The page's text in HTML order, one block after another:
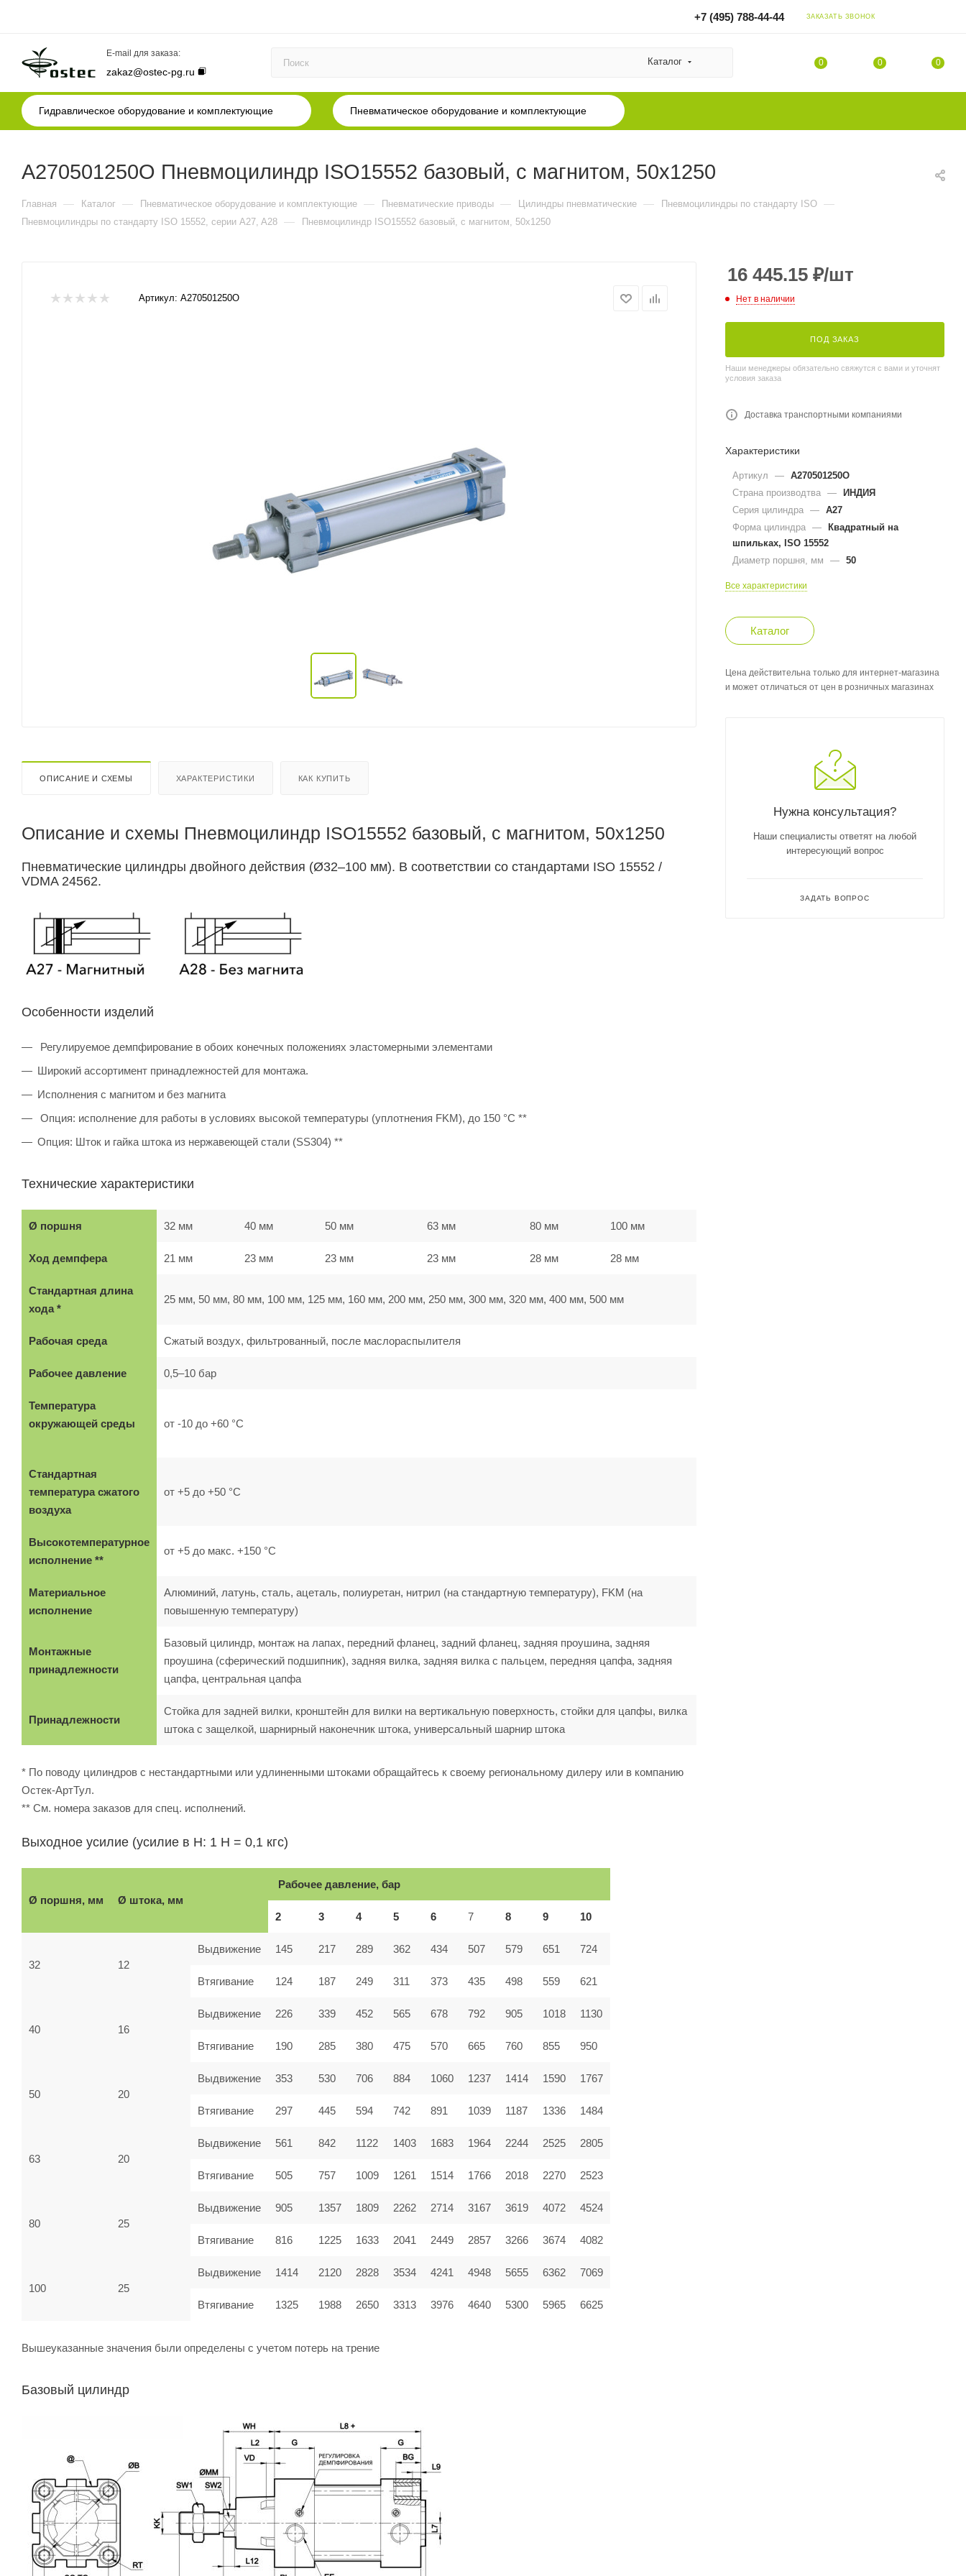
+7 (495) 788-44-44 ЗАКАЗАТЬ ЗВОНОК
E-mail для заказа:
zakaz@ostec-pg.ru
Каталог 0 0 0
Гидравлическое оборудование и комплектующие Пневматическое оборудование и комплектующие
A270501250O Пневмоцилиндр ISO15552 базовый, с магнитом, 50x1250
Главная — Каталог — Пневматическое оборудование и комплектующие — Пневматические приводы — Цилиндры пневматические — Пневмоцилиндры по стандарту ISO —
Пневмоцилиндры по стандарту ISO 15552, серии A27, A28 — Пневмоцилиндр ISO15552 базовый, с магнитом, 50x1250
Артикул: A270501250O
ОПИСАНИЕ И СХЕМЫ ХАРАКТЕРИСТИКИ КАК КУПИТЬ
Описание и схемы Пневмоцилиндр ISO15552 базовый, с магнитом, 50x1250
Пневматические цилиндры двойного действия (Ø32–100 мм). В соответствии со стандартами ISO 15552 /
VDMA 24562.
Особенности изделий
Регулируемое демпфирование в обоих конечных положениях эластомерными элементами
Широкий ассортимент принадлежностей для монтажа.
Исполнения с магнитом и без магнита
Опция: исполнение для работы в условиях высокой температуры (уплотнения FKM), до 150 °C **
Опция: Шток и гайка штока из нержавеющей стали (SS304) **
Технические характеристики
Ø поршня 32 мм 40 мм 50 мм 63 мм 80 мм 100 мм
Ход демпфера 21 мм 23 мм 23 мм 23 мм 28 мм 28 мм
Стандартная длина
хода *
25 мм, 50 мм, 80 мм, 100 мм, 125 мм, 160 мм, 200 мм, 250 мм, 300 мм, 320 мм, 400 мм, 500 мм
Рабочая среда Сжатый воздух, фильтрованный, после маслораспылителя
Рабочее давление 0,5–10 бар
Температура
окружающей среды
от -10 до +60 °C
Стандартная
температура сжатого
воздуха
от +5 до +50 °C
Высокотемпературное
исполнение **
от +5 до макс. +150 °C
Материальное
исполнение
Алюминий, латунь, сталь, ацеталь, полиуретан, нитрил (на стандартную температуру), FKM (на
повышенную температуру)
Монтажные
принадлежности
Базовый цилиндр, монтаж на лапах, передний фланец, задний фланец, задняя проушина, задняя
проушина (сферический подшипник), задняя вилка, задняя вилка с пальцем, передняя цапфа, задняя
цапфа, центральная цапфа
Принадлежности
Стойка для задней вилки, кронштейн для вилки на вертикальную поверхность, стойки для цапфы, вилка
штока с защелкой, шарнирный наконечник штока, универсальный шарнир штока
* По поводу цилиндров с нестандартными или удлиненными штоками обращайтесь к своему региональному дилеру или в компанию
Остек-АртТул.
** См. номера заказов для спец. исполнений.
Выходное усилие (усилие в Н: 1 Н = 0,1 кгс)
Ø поршня, мм Ø штока, мм
Рабочее давление, бар
2 3 4 5 6 7 8 9 10
32 12
Выдвижение 145 217 289 362 434 507 579 651 724
Втягивание 124 187 249 311 373 435 498 559 621
40 16
Выдвижение 226 339 452 565 678 792 905 1018 1130
Втягивание 190 285 380 475 570 665 760 855 950
50 20
Выдвижение 353 530 706 884 1060 1237 1414 1590 1767
Втягивание 297 445 594 742 891 1039 1187 1336 1484
63 20
Выдвижение 561 842 1122 1403 1683 1964 2244 2525 2805
Втягивание 505 757 1009 1261 1514 1766 2018 2270 2523
80 25
Выдвижение 905 1357 1809 2262 2714 3167 3619 4072 4524
Втягивание 816 1225 1633 2041 2449 2857 3266 3674 4082
100 25
Выдвижение 1414 2120 2828 3534 4241 4948 5655 6362 7069
Втягивание 1325 1988 2650 3313 3976 4640 5300 5965 6625
Вышеуказанные значения были определены с учетом потерь на трение
Базовый цилиндр
16 445.15 ₽/шт
Нет в наличии
ПОД ЗАКАЗ
Наши менеджеры обязательно свяжутся с вами и уточнят
условия заказа
Доставка транспортными компаниями
Характеристики
Артикул — A270501250O
Страна производтва — ИНДИЯ
Серия цилиндра — A27
Форма цилиндра — Квадратный на
шпильках, ISO 15552
Диаметр поршня, мм
— 50
Все характеристики
Каталог
Цена действительна только для интернет-магазина
и может отличаться от цен в розничных магазинах
Нужна консультация?
Наши специалисты ответят на любой
интересующий вопрос
ЗАДАТЬ ВОПРОС